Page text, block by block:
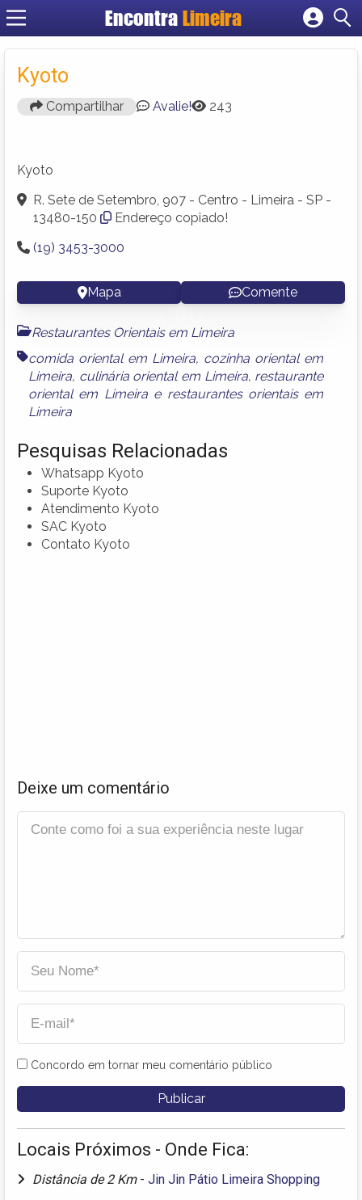
Encontra Limeira
Cadastrar empresa
Kyoto
Compartilhar Avalie! 243
Kyoto
R. Sete de Setembro, 907 - Centro - Limeira - SP -
13480-150
Endereço copiado!
(19) 3453-3000
Mapa Comente
Restaurantes Orientais em Limeira
comida oriental em Limeira, cozinha oriental em
Limeira, culinária oriental em Limeira, restaurante
oriental em Limeirae restaurantes orientais em
Limeira
Pesquisas Relacionadas
Whatsapp Kyoto
Suporte Kyoto
Atendimento Kyoto
SAC Kyoto
Contato Kyoto
Deixe um comentário
Concordo em tornar meu comentário público
Locais Próximos - Onde Fica:
Distância de 2 Km - Jin Jin Pátio Limeira Shopping